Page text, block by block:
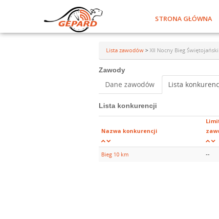
STRONA GŁÓWNA
Lista zawodów > XII Nocny Bieg Świętojański
Zawody
Dane zawodów Lista
Lista konkurencji
Nazwa konkurencji
Bieg 10 km --